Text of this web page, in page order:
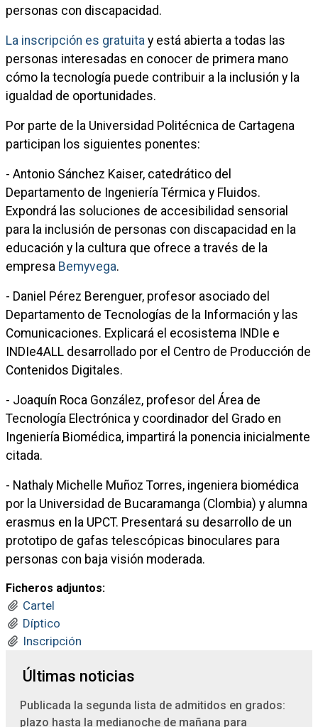
personas con discapacidad.
La inscripción es gratuita y está abierta a todas las
personas interesadas en conocer de primera mano
cómo la tecnología puede contribuir a la inclusión y la
igualdad de oportunidades.
Por parte de la Universidad Politécnica de Cartagena
participan los siguientes ponentes:
- Antonio Sánchez Kaiser, catedrático del
Departamento de Ingeniería Térmica y Fluidos.
Expondrá las soluciones de accesibilidad sensorial
para la inclusión de personas con discapacidad en la
educación y la cultura que ofrece a través de la
empresa Bemyvega.
- Daniel Pérez Berenguer, profesor asociado del
Departamento de Tecnologías de la Información y las
Comunicaciones. Explicará el ecosistema INDIe e
INDIe4ALL desarrollado por el Centro de Producción de
Contenidos Digitales.
- Joaquín Roca González, profesor del Área de
Tecnología Electrónica y coordinador del Grado en
Ingeniería Biomédica, impartirá la ponencia inicialmente
citada.
- Nathaly Michelle Muñoz Torres, ingeniera biomédica
por la Universidad de Bucaramanga (Clombia) y alumna
erasmus en la UPCT. Presentará su desarrollo de un
prototipo de gafas telescópicas binoculares para
personas con baja visión moderada.
Ficheros adjuntos:
Cartel
Díptico
Inscripción
Últimas noticias
Publicada la segunda lista de admitidos en grados:
plazo hasta la medianoche de mañana para